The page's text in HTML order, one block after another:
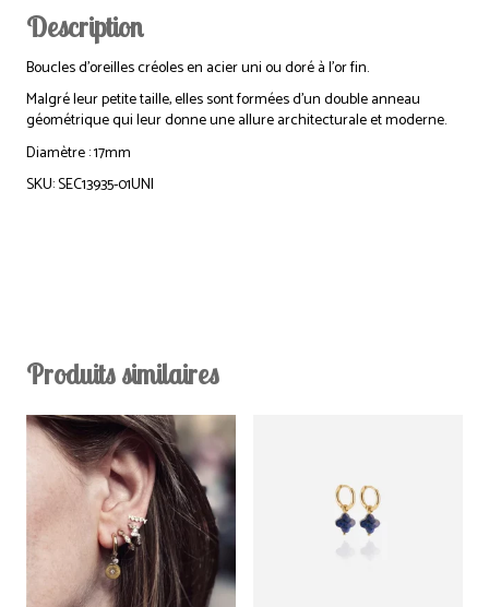
Description
Boucles d’oreilles créoles en acier uni ou doré à l’or fin.
Malgré leur petite taille, elles sont formées d’un double anneau
géométrique qui leur donne une allure architecturale et moderne.
Diamètre : 17mm
SKU: SEC13935-01UNI
Produits similaires